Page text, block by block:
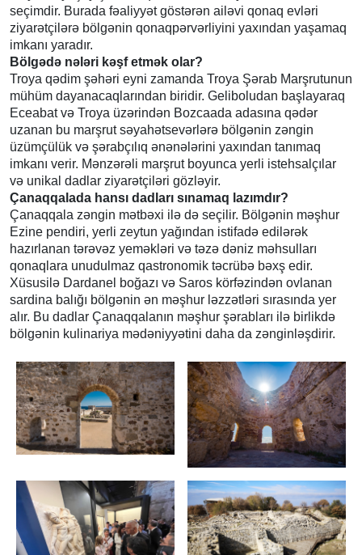
seçimdir. Burada fəaliyyət göstərən ailəvi qonaq evləri
ziyarətçilərə bölgənin qonaqpərvərliyini yaxından yaşamaq
imkanı yaradır.
Bölgədə nələri kəşf etmək olar?
Troya qədim şəhəri eyni zamanda Troya Şərab Marşrutunun
mühüm dayanacaqlarından biridir. Geliboludan başlayaraq
Eceabat və Troya üzərindən Bozcaada adasına qədər
uzanan bu marşrut səyahətsevərlərə bölgənin zəngin
üzümçülük və şərabçılıq ənənələrini yaxından tanımaq
imkanı verir. Mənzərəli marşrut boyunca yerli istehsalçılar
və unikal dadlar ziyarətçiləri gözləyir.
Çanaqqalada hansı dadları sınamaq lazımdır?
Çanaqqala zəngin mətbəxi ilə də seçilir. Bölgənin məşhur
Ezine pendiri, yerli zeytun yağından istifadə edilərək
hazırlanan tərəvəz yeməkləri və təzə dəniz məhsulları
qonaqlara unudulmaz qastronomik təcrübə bəxş edir.
Xüsusilə Dardanel boğazı və Saros körfəzindən ovlanan
sardina balığı bölgənin ən məşhur ləzzətləri sırasında yer
alır. Bu dadlar Çanaqqalanın məşhur şərabları ilə birlikdə
bölgənin kulinariya mədəniyyətini daha da zənginləşdirir.